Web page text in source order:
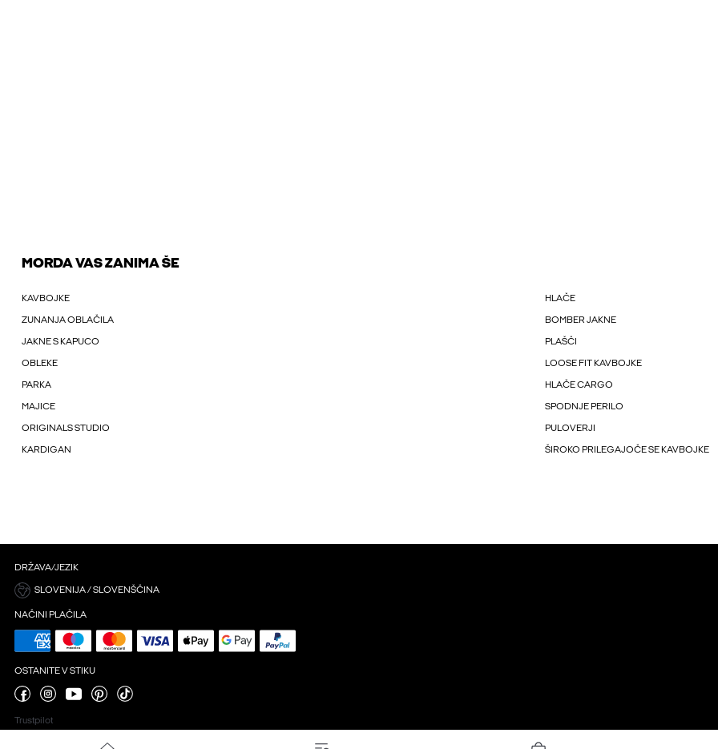
MORDA VAS ZANIMA ŠE
KAVBOJKE HLAČE
ZUNANJA OBLAČILA BOMBER JAKNE
JAKNE S KAPUCO PLAŠČI
OBLEKE LOOSE FIT KAVBOJKE
PARKA HLAČE CARGO
MAJICE SPODNJE PERILO
ORIGINALS STUDIO PULOVERJI
KARDIGAN ŠIROKO PRILEGAJOČE SE KAVBOJKE
DRŽAVA/JEZIK
SLOVENIJA / SLOVENŠČINA
NAČINI PLAČILA
OSTANITE V STIKU
Trustpilot